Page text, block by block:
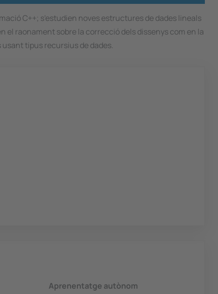
C++; s'estudien noves estructures de dades lineals
raonament sobre la correcció dels dissenys com en la
tipus recursius de dades.
Aprenentatge autònom